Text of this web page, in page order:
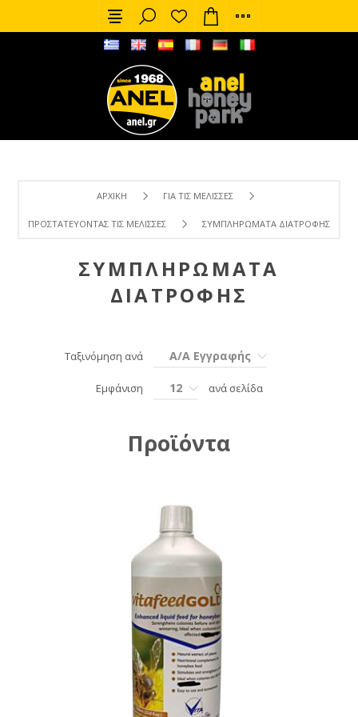
ΑΡΧΙΚΉ ΓΙΑ ΤΙΣ ΜΈΛΙΣΣΕΣ
ΠΡΟΣΤΑΤΕΎΟΝΤΑΣ ΤΙΣ ΜΈΛΙΣΣΕΣ ΣΥΜΠΛΗΡΏΜΑΤΑ ΔΙΑΤΡΟΦΉΣ
ΣΥΜΠΛΗΡΏΜΑΤΑ
ΔΙΑΤΡΟΦΉΣ
Ταξινόμηση ανά Α/Α Εγγραφής
Εμφάνιση 12 ανά σελίδα
Προϊόντα